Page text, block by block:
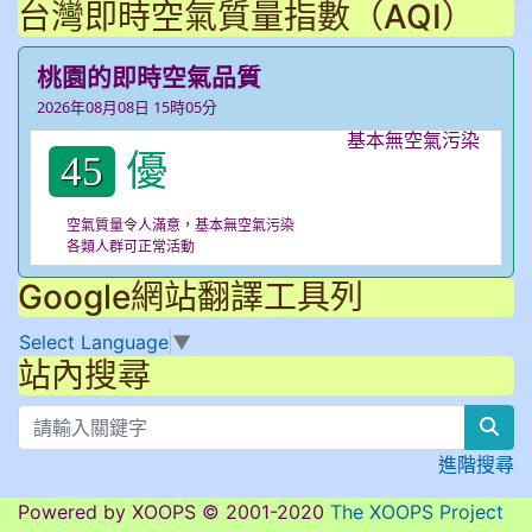
台灣即時空氣質量指數（AQI）
桃園的即時空氣品質
2026年08月08日 15時05分
45 優
空氣質量令人滿意，基本無空氣污染
各類人群可正常活動
Google網站翻譯工具列
Select Language ▼
站內搜尋
進階搜尋
Powered by XOOPS © 2001-2020 The XOOPS Project